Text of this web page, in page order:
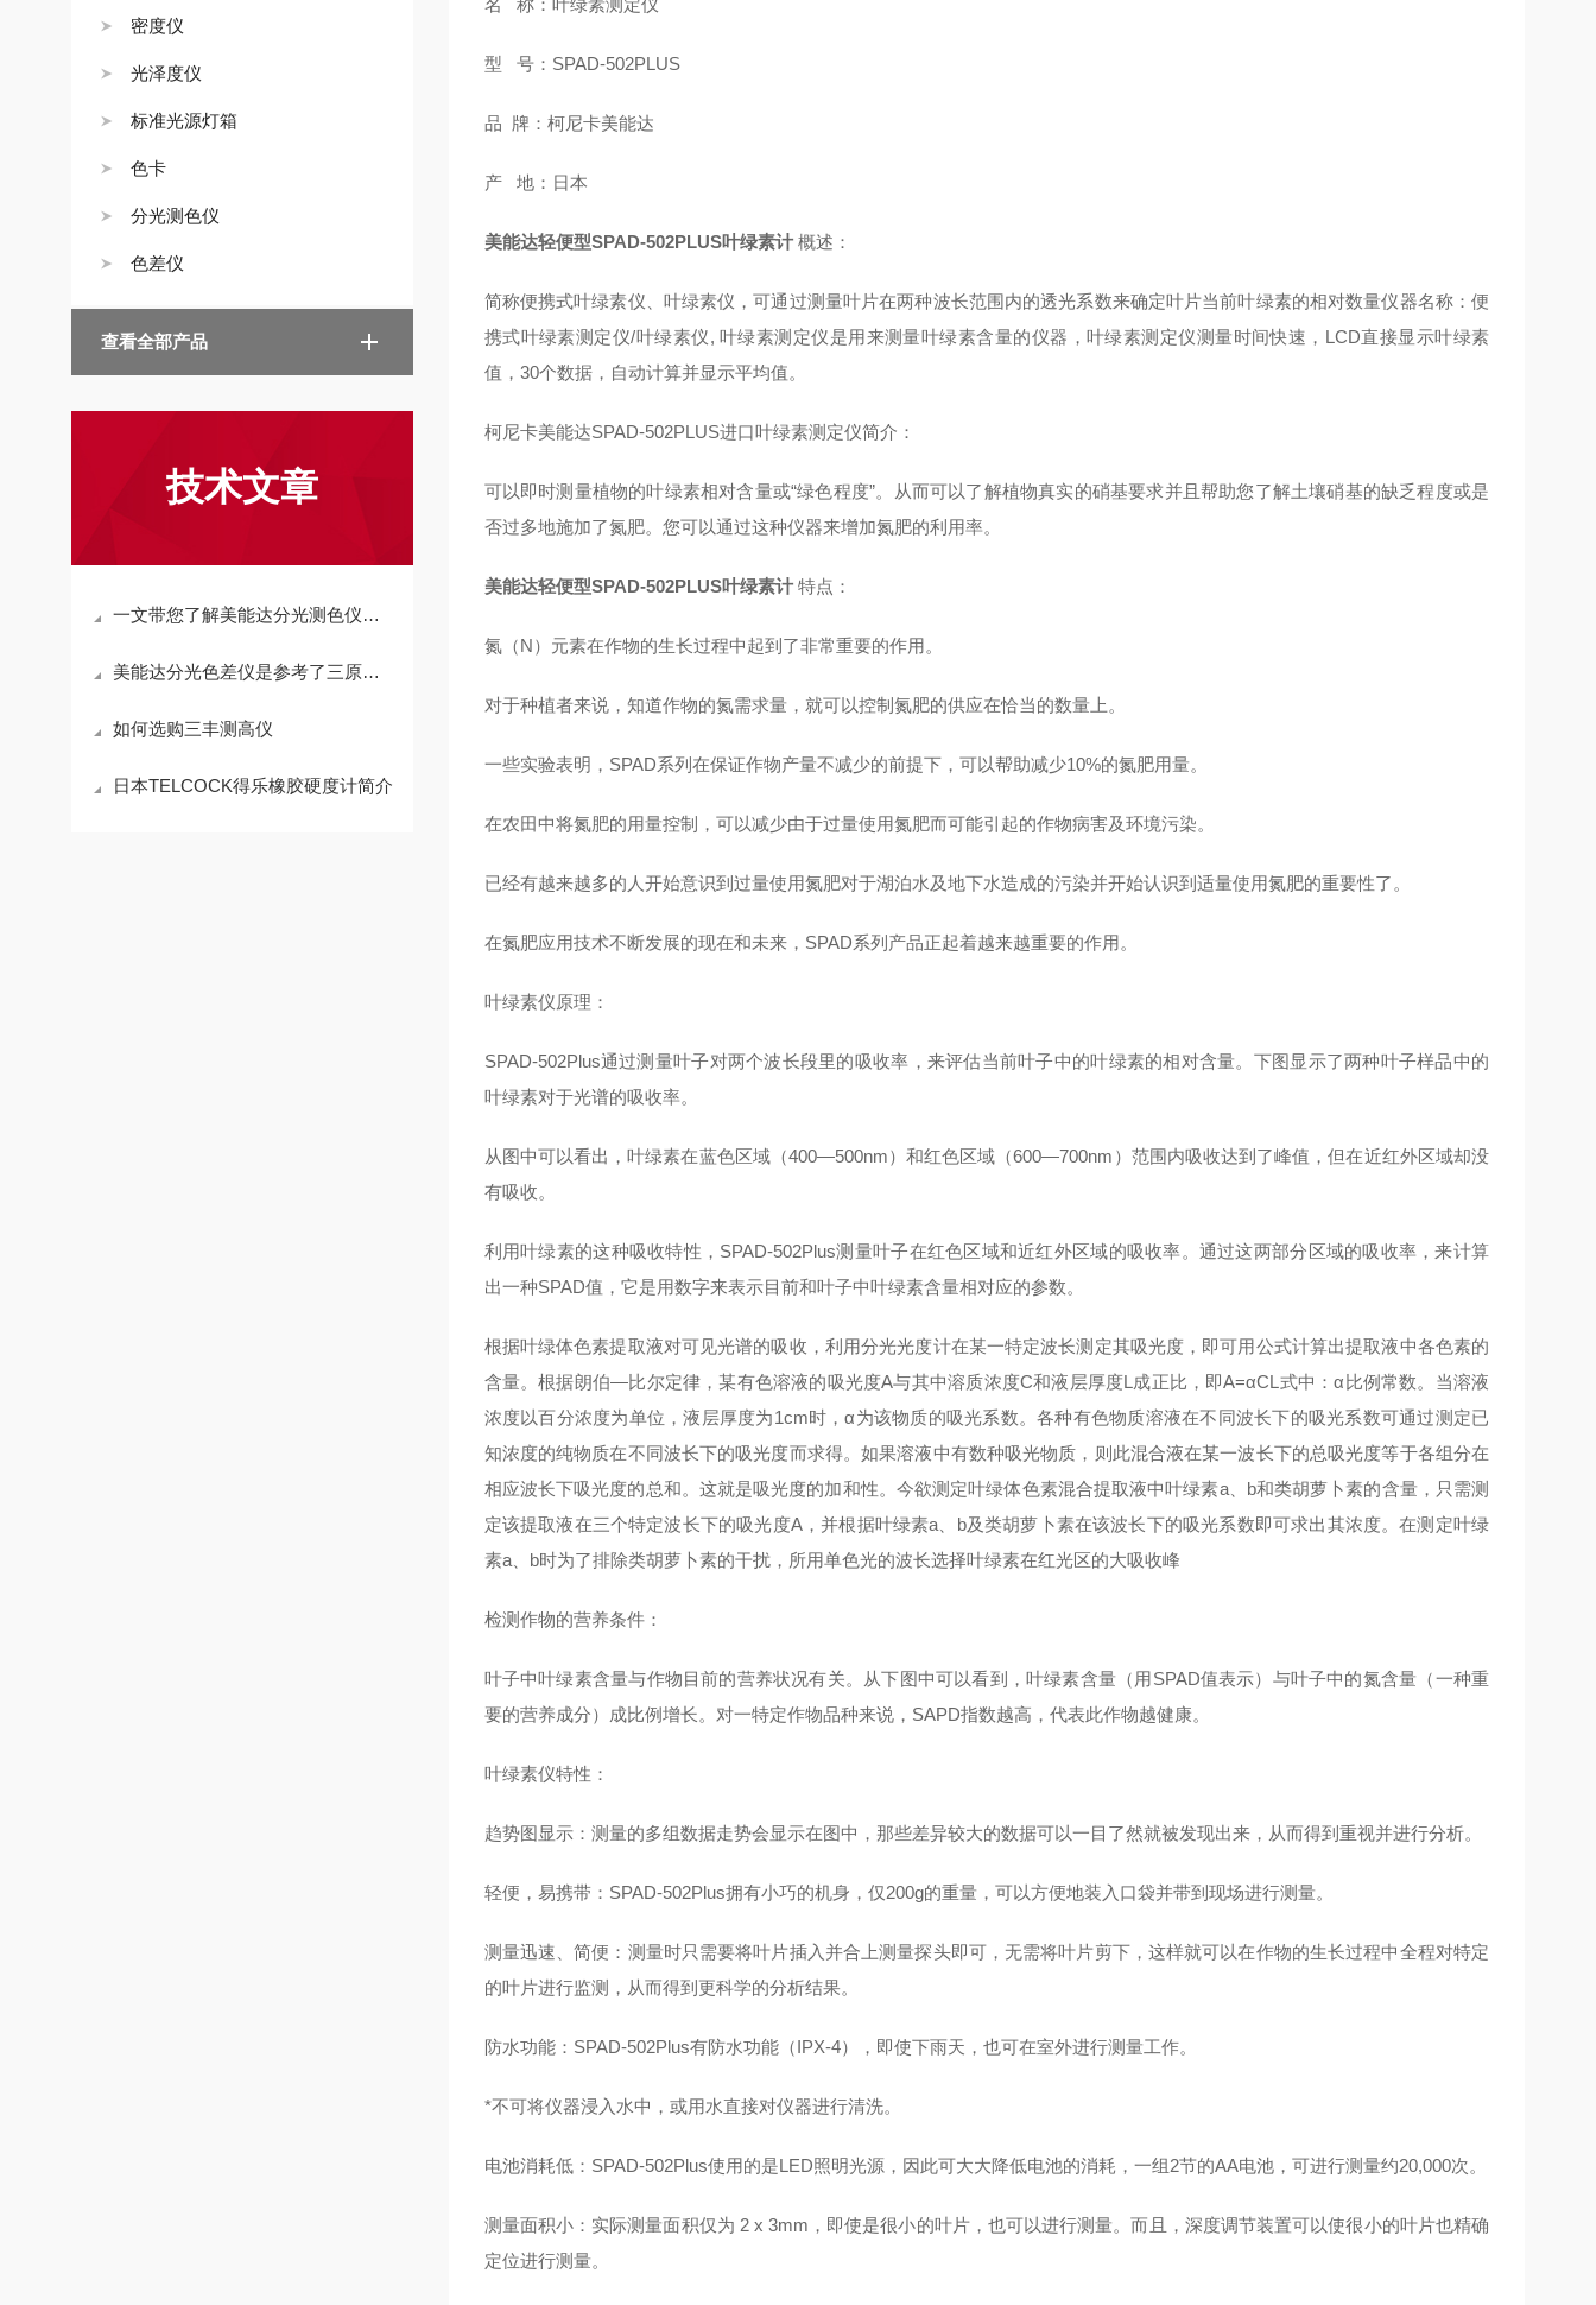
密度仪
光泽度仪
标准光源灯箱
色卡
分光测色仪
色差仪
查看全部产品
技术文章
一文带您了解美能达分光测色仪的具体使用方法
美能达分光色差仪是参考了三原色的原理研发的
如何选购三丰测高仪
日本TELCOCK得乐橡胶硬度计简介
名 称：叶绿素测定仪
型 号：SPAD-502PLUS
品 牌：柯尼卡美能达
产 地：日本
美能达轻便型SPAD-502PLUS叶绿素计概述：
简称便携式叶绿素仪、叶绿素仪，可通过测量叶片在两种波长范围内的透光系数来确定叶片当前叶绿素的相对数量仪器名称：便
携式叶绿素测定仪/叶绿素仪, 叶绿素测定仪是用来测量叶绿素含量的仪器，叶绿素测定仪测量时间快速，LCD直接显示叶绿素
值，30个数据，自动计算并显示平均值。
柯尼卡美能达SPAD-502PLUS进口叶绿素测定仪简介：
可以即时测量植物的叶绿素相对含量或“绿色程度”。从而可以了解植物真实的硝基要求并且帮助您了解土壤硝基的缺乏程度或是
否过多地施加了氮肥。您可以通过这种仪器来增加氮肥的利用率。
美能达轻便型SPAD-502PLUS叶绿素计 特点：
氮（N）元素在作物的生长过程中起到了非常重要的作用。
对于种植者来说，知道作物的氮需求量，就可以控制氮肥的供应在恰当的数量上。
一些实验表明，SPAD系列在保证作物产量不减少的前提下，可以帮助减少10%的氮肥用量。
在农田中将氮肥的用量控制，可以减少由于过量使用氮肥而可能引起的作物病害及环境污染。
已经有越来越多的人开始意识到过量使用氮肥对于湖泊水及地下水造成的污染并开始认识到适量使用氮肥的重要性了。
在氮肥应用技术不断发展的现在和未来，SPAD系列产品正起着越来越重要的作用。
叶绿素仪原理：
SPAD-502Plus通过测量叶子对两个波长段里的吸收率，来评估当前叶子中的叶绿素的相对含量。下图显示了两种叶子样品中的
叶绿素对于光谱的吸收率。
从图中可以看出，叶绿素在蓝色区域（400—500nm）和红色区域（600—700nm）范围内吸收达到了峰值，但在近红外区域却没
有吸收。
利用叶绿素的这种吸收特性，SPAD-502Plus测量叶子在红色区域和近红外区域的吸收率。通过这两部分区域的吸收率，来计算
出一种SPAD值，它是用数字来表示目前和叶子中叶绿素含量相对应的参数。
根据叶绿体色素提取液对可见光谱的吸收，利用分光光度计在某一特定波长测定其吸光度，即可用公式计算出提取液中各色素的
含量。根据朗伯—比尔定律，某有色溶液的吸光度A与其中溶质浓度C和液层厚度L成正比，即A=αCL式中：α比例常数。当溶液
浓度以百分浓度为单位，液层厚度为1cm时，α为该物质的吸光系数。各种有色物质溶液在不同波长下的吸光系数可通过测定已
知浓度的纯物质在不同波长下的吸光度而求得。如果溶液中有数种吸光物质，则此混合液在某一波长下的总吸光度等于各组分在
相应波长下吸光度的总和。这就是吸光度的加和性。今欲测定叶绿体色素混合提取液中叶绿素a、b和类胡萝卜素的含量，只需测
定该提取液在三个特定波长下的吸光度A，并根据叶绿素a、b及类胡萝卜素在该波长下的吸光系数即可求出其浓度。在测定叶绿
素a、b时为了排除类胡萝卜素的干扰，所用单色光的波长选择叶绿素在红光区的大吸收峰
检测作物的营养条件：
叶子中叶绿素含量与作物目前的营养状况有关。从下图中可以看到，叶绿素含量（用SPAD值表示）与叶子中的氮含量（一种重
要的营养成分）成比例增长。对一特定作物品种来说，SAPD指数越高，代表此作物越健康。
叶绿素仪特性：
趋势图显示：测量的多组数据走势会显示在图中，那些差异较大的数据可以一目了然就被发现出来，从而得到重视并进行分析。
轻便，易携带：SPAD-502Plus拥有小巧的机身，仅200g的重量，可以方便地装入口袋并带到现场进行测量。
测量迅速、简便：测量时只需要将叶片插入并合上测量探头即可，无需将叶片剪下，这样就可以在作物的生长过程中全程对特定
的叶片进行监测，从而得到更科学的分析结果。
防水功能：SPAD-502Plus有防水功能（IPX-4），即使下雨天，也可在室外进行测量工作。
*不可将仪器浸入水中，或用水直接对仪器进行清洗。
电池消耗低：SPAD-502Plus使用的是LED照明光源，因此可大大降低电池的消耗，一组2节的AA电池，可进行测量约20,000次。
测量面积小：实际测量面积仅为 2 x 3mm，即使是很小的叶片，也可以进行测量。而且，深度调节装置可以使很小的叶片也精确
定位进行测量。